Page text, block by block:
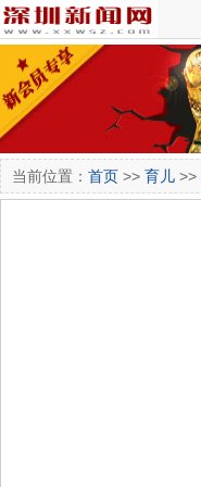
当前位置： 首页 >> 育儿 >>